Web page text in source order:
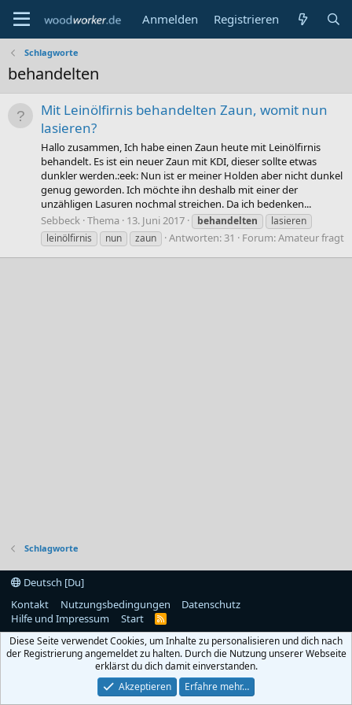
Anmelden Registrieren
Schlagworte
behandelten
Mit Leinölfirnis behandelten Zaun, womit nun
lasieren?
Hallo zusammen, Ich habe einen Zaun heute mit Leinölfirnis
behandelt. Es ist ein neuer Zaun mit KDI, dieser sollte etwas
dunkler werden.:eek: Nun ist er meiner Holden aber nicht dunkel
genug geworden. Ich möchte ihn deshalb mit einer der
unzähligen Lasuren nochmal streichen. Da ich bedenken...
Sebbeck Thema 13. Juni 2017 behandelten
lasieren
leinölfirnis
nun zaun Antworten: 31 Forum:Amateur fragt
Schlagworte
Deutsch [Du]
Kontakt
Nutzungsbedingungen
Datenschutz
Hilfe und Impressum
Start
R
S
Diese Seite verwendet Cookies, um Inhalte zu personalisieren und dich nach
der Registrierung angemeldet zu halten. Durch die Nutzung unserer Webseite
erklärst du dich damit einverstanden.
Akzeptieren
Erfahre mehr…